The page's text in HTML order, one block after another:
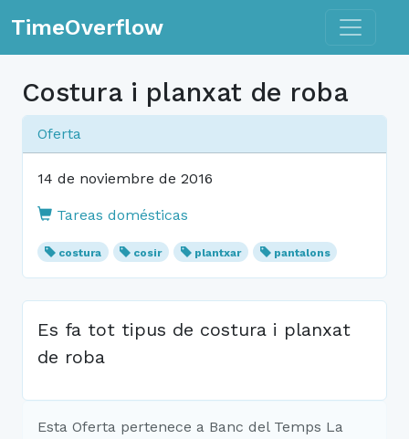
TimeOverflow Toggle
Costura i planxat de roba
Oferta
14 de noviembre de 2016
Tareas domésticas
costura cosir plantxar pantalons
Es fa tot tipus de costura i planxat
de roba
Esta Oferta pertenece a Banc del Temps La